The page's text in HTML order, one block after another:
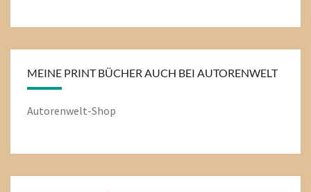
MEINE PRINT BÜCHER AUCH BEI AUTORENWELT
Autorenwelt-Shop